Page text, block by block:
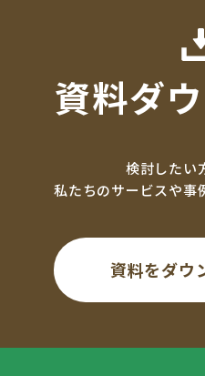
資料ダ
検討したい
私たちのサービスや事
資料をダウ